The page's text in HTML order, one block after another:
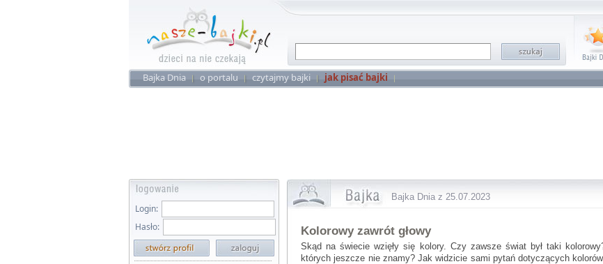
Bajka Dnia o portalu czytajmy bajki jak pisać bajki
Login:
Hasło:
Bajka Dnia z 25.07.2023
Kolorowy zawrót głowy
Skąd na świecie wzięły się kolory. Czy zawsze świat był taki
których jeszcze nie znamy? Jak widzicie sami pytań dotyczących